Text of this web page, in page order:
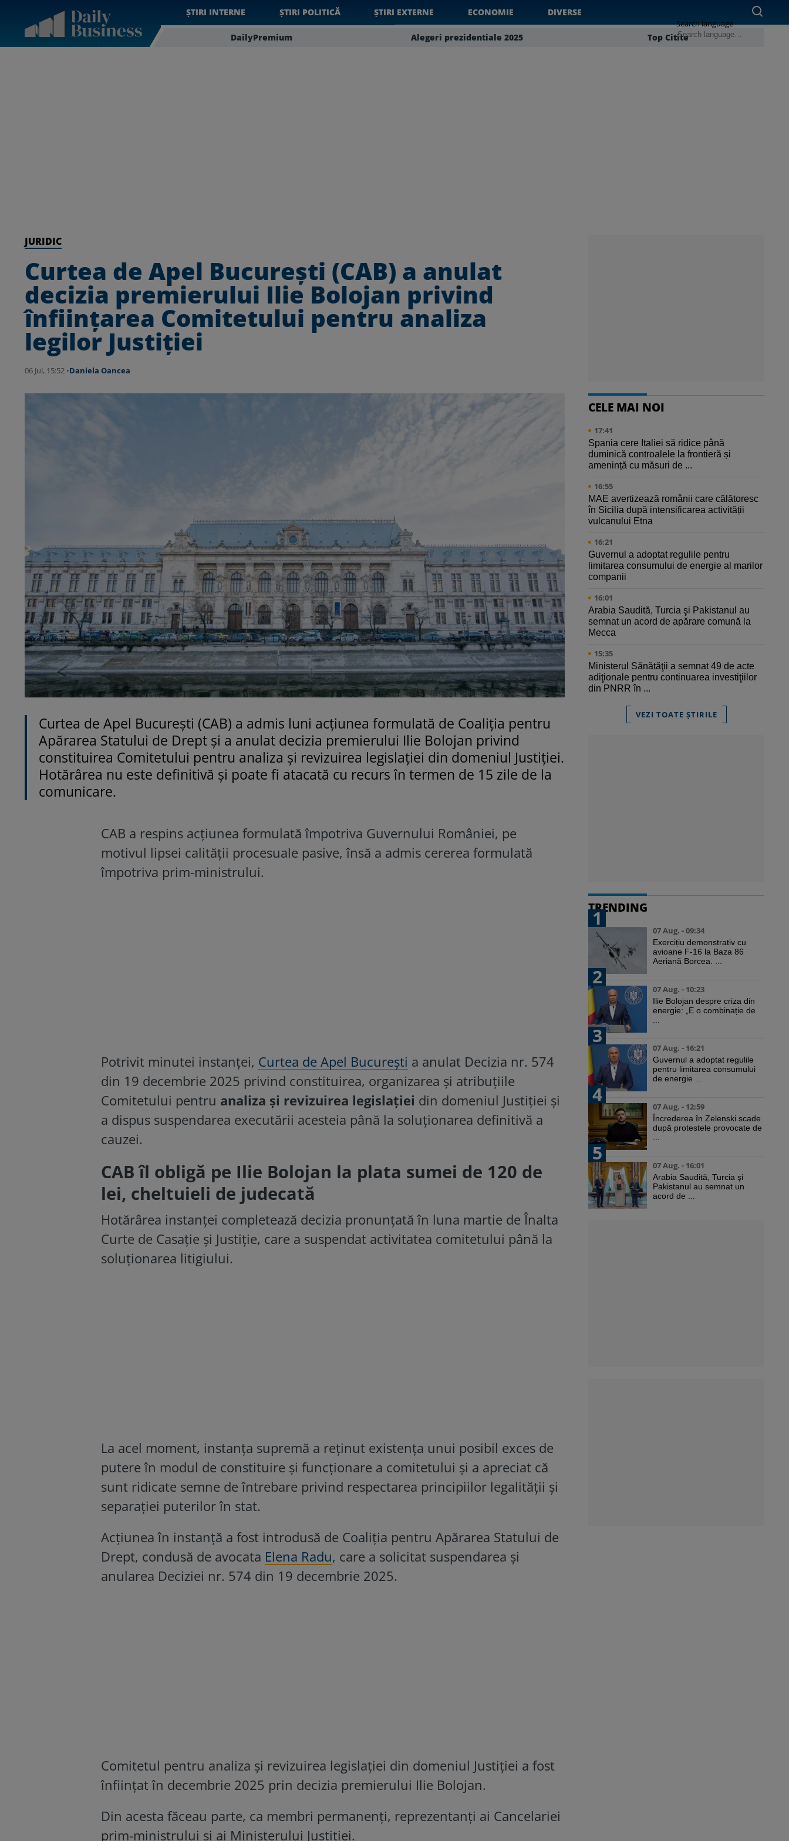
ȘTIRI INTERNE ȘTIRI POLITICĂ ȘTIRI EXTERNE ECONOMIE DIVERSE
DailyPremium Alegeri prezidentiale 2025 Top Citite
Search language
JURIDIC
Curtea de Apel București (CAB) a anulat
decizia premierului Ilie Bolojan privind
înființarea Comitetului pentru analiza
legilor Justiției
06 Jul, 15:52 •Daniela Oancea
Curtea de Apel București (CAB) a admis luni acțiunea formulată de Coaliția pentru
Apărarea Statului de Drept și a anulat decizia premierului Ilie Bolojan privind
constituirea Comitetului pentru analiza și revizuirea legislației din domeniul Justiției.
Hotărârea nu este definitivă și poate fi atacată cu recurs în termen de 15 zile de la
comunicare.
CAB a respins acțiunea formulată împotriva Guvernului României, pe
motivul lipsei calității procesuale pasive, însă a admis cererea formulată
împotriva prim-ministrului.
Potrivit minutei instanței, Curtea de Apel București a anulat Decizia nr. 574
din 19 decembrie 2025 privind constituirea, organizarea și atribuțiile
Comitetului pentru analiza și revizuirea legislației din domeniul Justiției și
a dispus suspendarea executării acesteia până la soluționarea definitivă a
cauzei.
CAB îl obligă pe Ilie Bolojan la plata sumei de 120 de
lei, cheltuieli de judecată
Hotărârea instanței completează decizia pronunțată în luna martie de Înalta
Curte de Casație și Justiție, care a suspendat activitatea comitetului până la
soluționarea litigiului.
La acel moment, instanța supremă a reținut existența unui posibil exces de
putere în modul de constituire și funcționare a comitetului și a apreciat că
sunt ridicate semne de întrebare privind respectarea principiilor legalității și
separației puterilor în stat.
Acțiunea în instanță a fost introdusă de Coaliția pentru Apărarea Statului de
Drept, condusă de avocata Elena Radu, care a solicitat suspendarea și
anularea Deciziei nr. 574 din 19 decembrie 2025.
Comitetul pentru analiza și revizuirea legislației din domeniul Justiției a fost
înființat în decembrie 2025 prin decizia premierului Ilie Bolojan.
Din acesta făceau parte, ca membri permanenți, reprezentanți ai Cancelariei
prim-ministrului și ai Ministerului Justiției.
CELE MAI NOI
17:41
Spania cere Italiei să ridice până
duminică controalele la frontieră și
amenință cu măsuri de ...
16:55
MAE avertizează românii care călătoresc
în Sicilia după intensificarea activității
vulcanului Etna
16:21
Guvernul a adoptat regulile pentru
limitarea consumului de energie al marilor
companii
16:01
Arabia Saudită, Turcia şi Pakistanul au
semnat un acord de apărare comună la
Mecca
15:35
Ministerul Sănătăţii a semnat 49 de acte
adiţionale pentru continuarea investiţiilor
din PNRR în ...
VEZI TOATE ȘTIRILE
TRENDING
1
07 Aug. - 09:34
Exercițiu demonstrativ cu
avioane F-16 la Baza 86
Aeriană Borcea. ...
2
07 Aug. - 10:23
Ilie Bolojan despre criza din
energie: „E o combinație de
3
07 Aug. - 16:21
Guvernul a adoptat regulile
pentru limitarea consumului
de energie ...
4
07 Aug. - 12:59
Încrederea în Zelenski scade
după protestele provocate de
5
07 Aug. - 16:01
Arabia Saudită, Turcia şi
Pakistanul au semnat un
acord de ...